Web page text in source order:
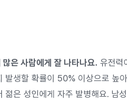
은 사람에게 잘 나타나요. 유전력
발생할 확률이 50% 이상으로 높
젊은 성인에게 자주 발병해요. 남